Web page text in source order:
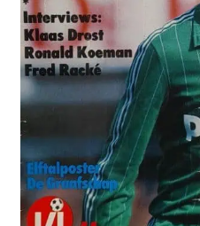
Puntertjes
Contact